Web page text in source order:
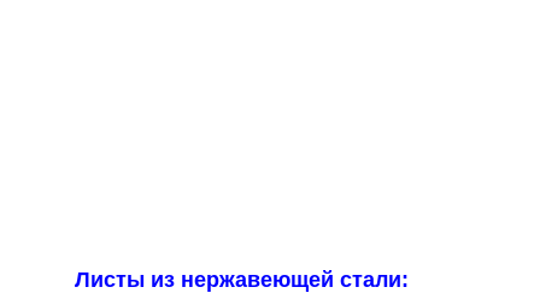
Листы из нержавеющей стали: